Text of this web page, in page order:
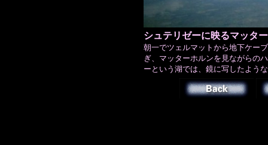
シュテリゼーに映るマッタ
朝一でツェルマットから地下ケー
ぎ、マッターホルンを見ながらの
ーという湖では、鏡に写したよう